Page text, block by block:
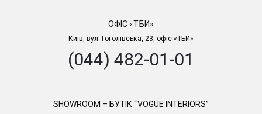
ОФІС «ТБИ»
Київ, вул. Гоголівська, 23, офіс «ТБИ»
(044) 482-01-01
SHOWROOM – БУТІК “VOGUE INTERIORS”